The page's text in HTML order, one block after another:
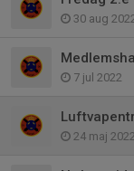
30 aug
7 jul 2022
24 maj 2022